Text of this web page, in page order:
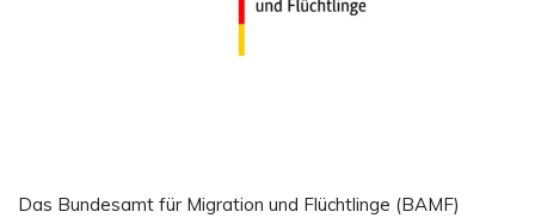
Das Bundesamt für Migration und Flüchtlinge (BAMF)